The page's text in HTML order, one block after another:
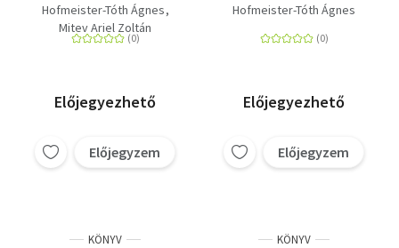
Hofmeister-Tóth Ágnes
Mitev Ariel Zoltán
Előjegyezhető
Előjegyzem
Hofmeister-Tóth Ágnes
Előjegyezhető
Előjegyzem
KÖNYV KÖNYV